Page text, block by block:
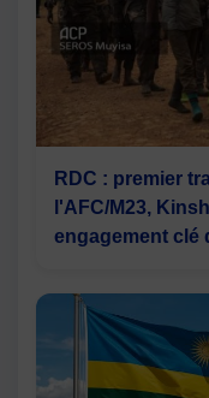
RDC : premier
l'AFC/M23,
engagement clé